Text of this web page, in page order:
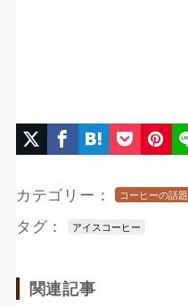
カテゴリー： コーヒーの話題
タグ： アイスコーヒー
関連記事